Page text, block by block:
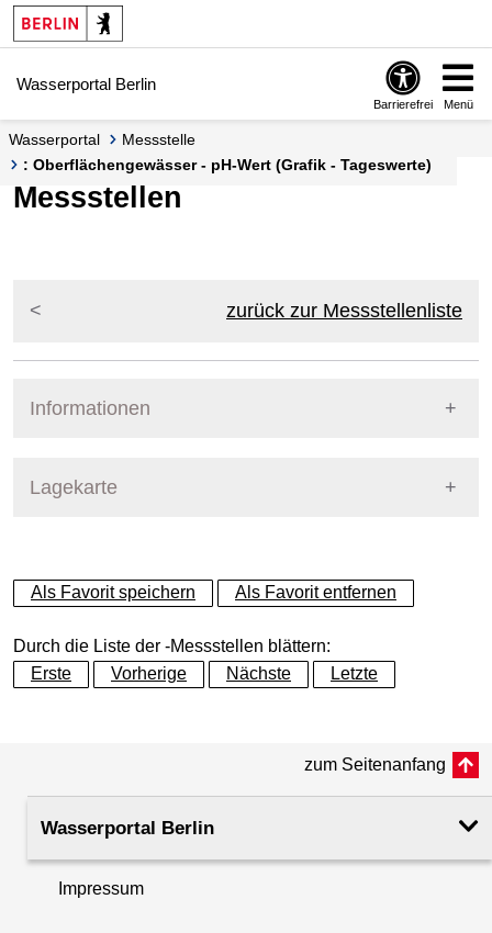
Springe zur Navigation
Springe zum Inhalt
Wasserportal Berlin
Barrierefrei Menü
Wasserportal
Messstelle
: Oberflächengewässer - pH-Wert (Grafik - Tageswerte)
Messstellen
zurück zur Messstellenliste
Informationen
Lagekarte
+
−
Als Favorit speichern Als Favorit entfernen
Durch die Liste der -Messstellen blättern:
Erste
Vorherige Nächste Letzte
zum Seitenanfang
Wasserportal Berlin
Impressum